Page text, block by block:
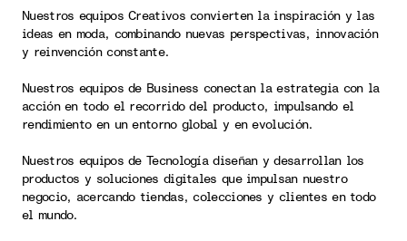
Nuestros equipos Creativos convierten la inspiración y las
ideas en moda, combinando nuevas perspectivas, innovación
y reinvención constante.
Nuestros equipos de Business conectan la estrategia con la
acción en todo el recorrido del producto, impulsando el
rendimiento en un entorno global y en evolución.
Nuestros equipos de Tecnología diseñan y desarrollan los
productos y soluciones digitales que impulsan nuestro
negocio, acercando tiendas, colecciones y clientes en todo
el mundo.